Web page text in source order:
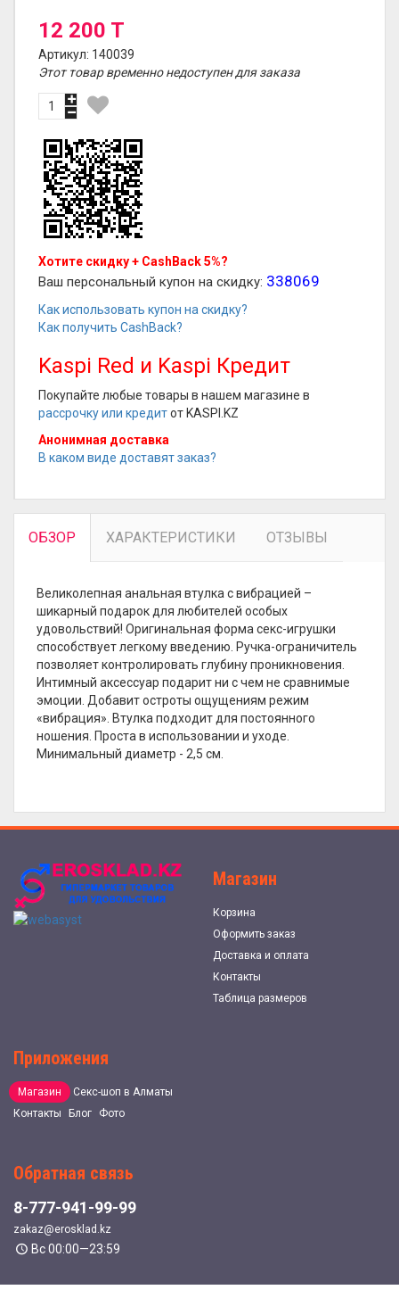
12 200 T
Артикул: 140039
Этот товар временно недоступен для заказа
Хотите скидку + CashBack 5%?
Ваш персональный купон на скидку: 338069
Как использовать купон на скидку?
Как получить CashBack?
Kaspi Red и Kaspi Кредит
Покупайте любые товары в нашем магазине в
рассрочку или кредитот KASPI.KZ
Анонимная доставка
В каком виде доставят заказ?
ОБЗОР ХАРАКТЕРИСТИКИ ОТЗЫВЫ
Великолепная анальная втулка с вибрацией –
шикарный подарок для любителей особых
удовольствий! Оригинальная форма секс-игрушки
способствует легкому введению. Ручка-ограничитель
позволяет контролировать глубину проникновения.
Интимный аксессуар подарит ни с чем не сравнимые
эмоции. Добавит остроты ощущениям режим
«вибрация». Втулка подходит для постоянного
ношения. Проста в использовании и уходе.
Минимальный диаметр - 2,5 см.
Магазин
Корзина
Оформить заказ
Доставка и оплата
Контакты
Таблица размеров
Приложения
Магазин
Секс-шоп в Алматы
Контакты
Блог Фото
Обратная связь
8-777-941-99-99
zakaz@erosklad.kz
Вс 00:00—23:59